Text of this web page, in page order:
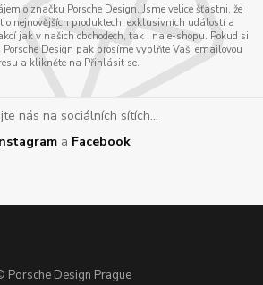
o značku Porsche Design. Jsme velice šťastni, že
o nejnovějších produktech, exklusivních událostí a
jak v našich obchodech, tak i na e-shopu. Pokud si
Design pak prosíme vyplňte Vaši emailovou
a klikněte na Přihlásit se.
nás na sociálních sítích...
a Facebook
Porsche Design Prague